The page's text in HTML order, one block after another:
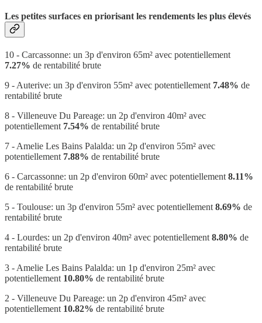
Les petites surfaces en priorisant les rendements les plus élevés
10 - Carcassonne: un 3p d'environ 65m² avec potentiellement
7.27% de rentabilité brute
9 - Auterive: un 3p d'environ 55m² avec potentiellement 7.48% de
rentabilité brute
8 - Villeneuve Du Pareage: un 2p d'environ 40m² avec
potentiellement 7.54% de rentabilité brute
7 - Amelie Les Bains Palalda: un 2p d'environ 55m² avec
potentiellement 7.88% de rentabilité brute
6 - Carcassonne: un 2p d'environ 60m² avec potentiellement 8.11%
de rentabilité brute
5 - Toulouse: un 3p d'environ 55m² avec potentiellement 8.69% de
rentabilité brute
4 - Lourdes: un 2p d'environ 40m² avec potentiellement 8.80% de
rentabilité brute
3 - Amelie Les Bains Palalda: un 1p d'environ 25m² avec
potentiellement 10.80% de rentabilité brute
2 - Villeneuve Du Pareage: un 2p d'environ 45m² avec
potentiellement 10.82% de rentabilité brute